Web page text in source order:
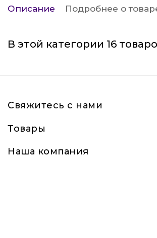
Описание Подробнее о
В этой категории 16
Свяжитесь с нами
Товары
Наша компания